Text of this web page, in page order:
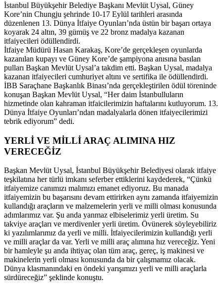
İstanbul Büyükşehir Belediye Başkanı Mevlüt Uysal, Güney
Kore’nin Chungju şehrinde 10-17 Eylül tarihleri arasında
düzenlenen 13. Dünya İtfaiye Oyunları’nda üstün bir başarı ortaya
koyarak 24 altın, 39 gümüş ve 22 bronz madalya kazanan
itfaiyecileri ödüllendirdi.
İtfaiye Müdürü Hasan Karakaş, Kore’de gerçekleşen oyunlarda
kazanılan kupayı ve Güney Kore’de şampiyona anısına basılan
pulları Başkan Mevlüt Uysal’a takdim etti. Başkan Uysal, madalya
kazanan itfaiyecileri cumhuriyet altını ve sertifika ile ödüllendirdi.
İBB Saraçhane Başkanlık Binası’nda gerçekleştirilen ödül töreninde
konuşan Başkan Mevlüt Uysal, “Her daim İstanbulluların
hizmetinde olan kahraman itfaicilerimizin haftalarını kutluyorum. 13.
Dünya İtfaiye Oyunları’ndan madalyalarla dönen itfaiyecilerimizi
tebrik ediyorum” dedi.
YERLİ VE MİLLİ ARAÇ ALIMINA HIZ
VERECEĞİZ
Başkan Mevlüt Uysal, İstanbul Büyükşehir Belediyesi olarak itfaiye
teşkilatına her türlü imkanı seferber ettiklerini kaydederek, “Çünkü
itfaiyemize canımızı malımızı emanet ediyoruz. Bu manada
itfaiyemizin bu başarısını devam ettirirken aynı zamanda itfaiyemizin
kullandığı araçların ve malzemelerin yerli ve milli olması konusunda
adımlarımız var. Şu anda yanmaz elbiselerimiz yerli üretim. Su
takviye araçları ve merdivenler yerli üretim. Övünerek söyleyebiliriz
ki yazılımlarımız da yerli ve milli. İtfaiyecilerimizin kullandığı yerli
ve milli araçlar da var. Yerli ve milli araç alımına hız vereceğiz. Yeni
bir hamleyle şu anda ihtiyaç olan tüm araç, gereç, iş makinesi ve
makinelerin yerli olması konusunda da bir çalışmamız olacak.
Dünya klasmanındaki en öndeki yarışımızı yerli ve milli araçlarla
sürdüreceğiz” şeklinde konuştu.